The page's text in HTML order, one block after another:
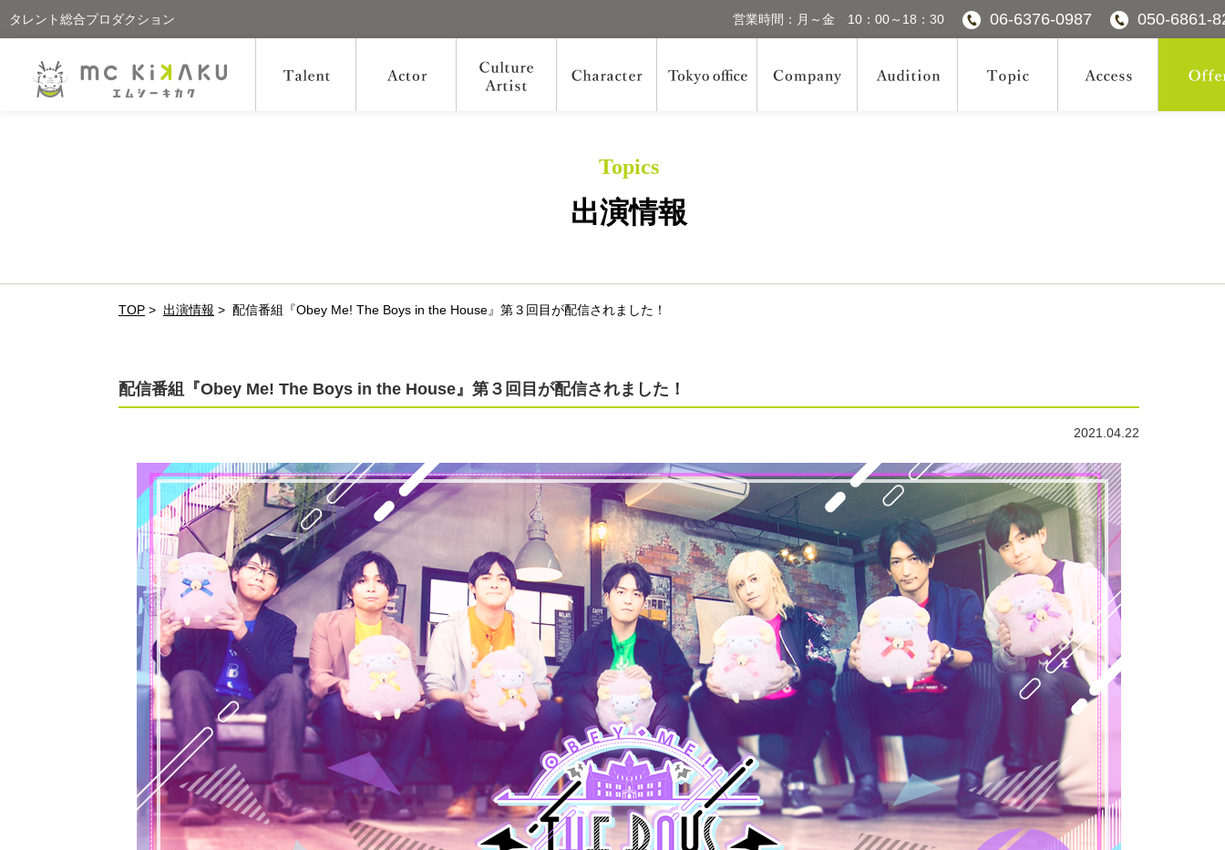
タレント総合プロダクション 営業時間：月～金 10：00～18：30 06-6376-0987 050-6861-
Topics
出演情報
TOP > 出演情報 > 配信番組『Obey Me! The Boys in the House』第３回目が配信されました！
配信番組『Obey Me! The Boys in the House』第３回目が配信されました！
2021.04.22